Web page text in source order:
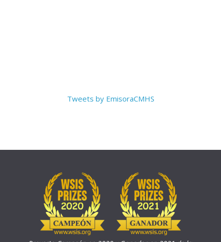
Tweets by EmisoraCMHS